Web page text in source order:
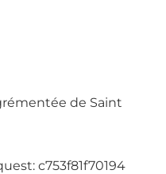
de Saint
c753f81f70194